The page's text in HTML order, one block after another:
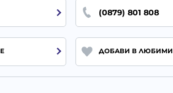
(0879) 801 808
ДОБАВИ В ЛЮБИМИ